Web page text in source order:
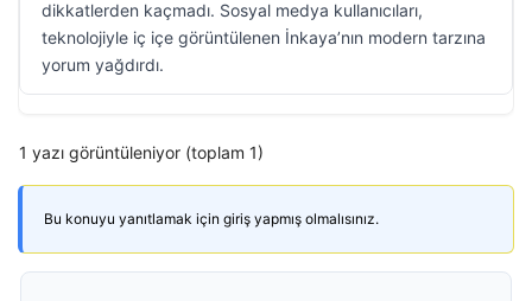
dikkatlerden kaçmadı. Sosyal medya kullanıcıları,
teknolojiyle iç içe görüntülenen İnkaya’nın modern tarzına
yorum yağdırdı.
1 yazı görüntüleniyor (toplam 1)
Bu konuyu yanıtlamak için giriş yapmış olmalısınız.